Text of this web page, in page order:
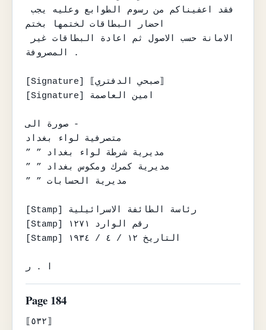
فقد اعفيناكم من رسوم الطوابع وعليه يجب
احضار البطاقات لختمها بختم
المصروفة .
[Signature] ⟦صبحي الدفتري⟧
[Signature] امين العاصمة
صورة الى -
متصرفية لواء بغداد
” ” مديرية شرطة لواء بغداد
” ” مديرية كمرك ومكوس بغداد
” ” مديرية الحسابات
[Stamp] رئاسة الطائفة الاسرائيلية
[Stamp] رقم الوارد ١٢٧١
[Stamp] التاريخ ١٢ / ٤ / ١٩٣٤
ا . ر
Page 184
⟦٥٣٢⟧